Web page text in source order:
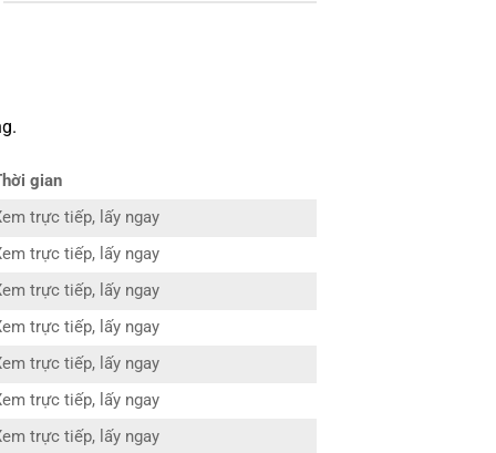
gian
trực tiếp, lấy ngay
trực tiếp, lấy ngay
trực tiếp, lấy ngay
trực tiếp, lấy ngay
trực tiếp, lấy ngay
trực tiếp, lấy ngay
trực tiếp, lấy ngay